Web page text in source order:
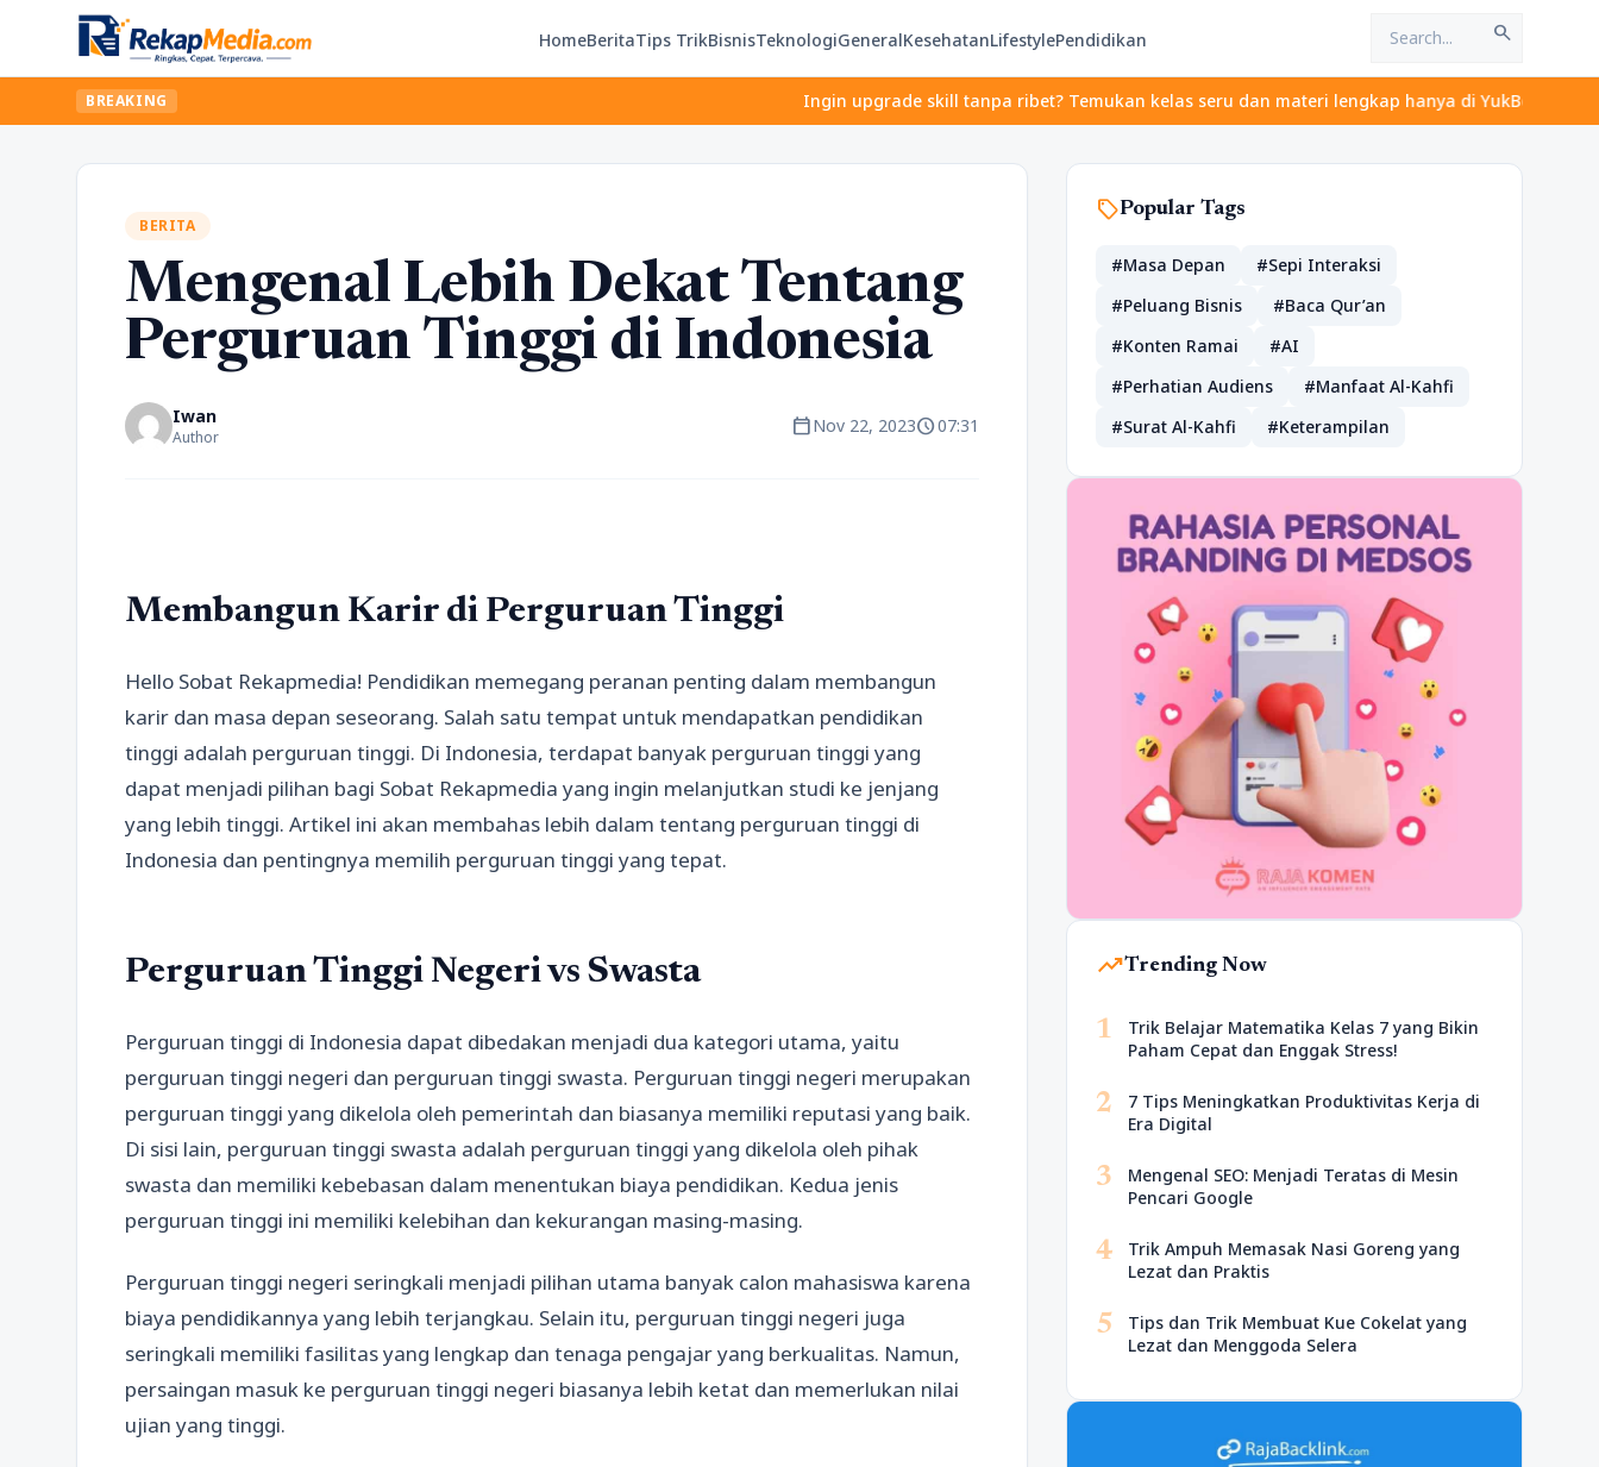
HomeBeritaTips TrikBisnisTeknologiGeneralKesehatanLifestylePendidikan search
BREAKING Ingin upgrade skill tanpa ribet? Temukan kelas seru dan materi lengkap hanya di YukBelajar.com. Mulai
BERITA
Mengenal Lebih Dekat Tentang
Perguruan Tinggi di Indonesia
Iwan
Author calendar_todayNov 22, 2023schedule07:31
Membangun Karir di Perguruan Tinggi
Hello Sobat Rekapmedia! Pendidikan memegang peranan penting dalam membangun
karir dan masa depan seseorang. Salah satu tempat untuk mendapatkan pendidikan
tinggi adalah perguruan tinggi. Di Indonesia, terdapat banyak perguruan tinggi yang
dapat menjadi pilihan bagi Sobat Rekapmedia yang ingin melanjutkan studi ke jenjang
yang lebih tinggi. Artikel ini akan membahas lebih dalam tentang perguruan tinggi di
Indonesia dan pentingnya memilih perguruan tinggi yang tepat.
Perguruan Tinggi Negeri vs Swasta
Perguruan tinggi di Indonesia dapat dibedakan menjadi dua kategori utama, yaitu
perguruan tinggi negeri dan perguruan tinggi swasta. Perguruan tinggi negeri merupakan
perguruan tinggi yang dikelola oleh pemerintah dan biasanya memiliki reputasi yang baik.
Di sisi lain, perguruan tinggi swasta adalah perguruan tinggi yang dikelola oleh pihak
swasta dan memiliki kebebasan dalam menentukan biaya pendidikan. Kedua jenis
perguruan tinggi ini memiliki kelebihan dan kekurangan masing-masing.
Perguruan tinggi negeri seringkali menjadi pilihan utama banyak calon mahasiswa karena
biaya pendidikannya yang lebih terjangkau. Selain itu, perguruan tinggi negeri juga
seringkali memiliki fasilitas yang lengkap dan tenaga pengajar yang berkualitas. Namun,
persaingan masuk ke perguruan tinggi negeri biasanya lebih ketat dan memerlukan nilai
ujian yang tinggi.
sellPopular Tags
#Masa Depan
#Sepi Interaksi
#Peluang Bisnis
#Baca Qur’an
#Konten Ramai
#AI
#Perhatian Audiens
#Manfaat Al-Kahfi
#Surat Al-Kahfi
#Keterampilan
trending_upTrending Now
1
Trik Belajar Matematika Kelas 7 yang Bikin
Paham Cepat dan Enggak Stress!
2
7 Tips Meningkatkan Produktivitas Kerja di
Era Digital
3
Mengenal SEO: Menjadi Teratas di Mesin
Pencari Google
4
Trik Ampuh Memasak Nasi Goreng yang
Lezat dan Praktis
5
Tips dan Trik Membuat Kue Cokelat yang
Lezat dan Menggoda Selera